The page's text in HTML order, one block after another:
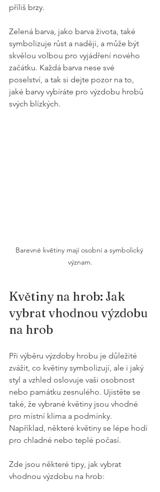
příliš brzy.
Zelená barva, jako barva života, také
symbolizuje růst a naději, a může být
skvělou volbou pro vyjádření nového
začátku. Každá barva nese své
poselství, a tak si dejte pozor na to,
jaké barvy vybíráte pro výzdobu hrobů
svých blízkých.
Barevné květiny mají osobní a symbolický
význam.
Květiny na hrob: Jak
vybrat vhodnou výzdobu
na hrob
Při výběru výzdoby hrobu je důležité
zvážit, co květiny symbolizují, ale i jaký
styl a vzhled oslovuje vaši osobnost
nebo památku zesnulého. Ujistěte se
také, že vybrané květiny jsou vhodné
pro místní klima a podmínky.
Například, některé květiny se lépe hodí
pro chladné nebo teplé počasí.
Zde jsou některé tipy, jak vybrat
vhodnou výzdobu na hrob: